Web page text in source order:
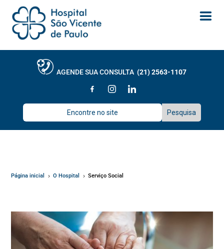
AGENDE SUA CONSULTA(21) 2563-1107
Página inicial 5 O Hospital 5 Serviço Social